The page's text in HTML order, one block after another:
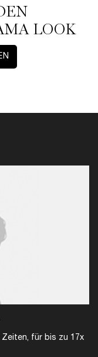
LOOK
Zeiten, für bis zu 17x